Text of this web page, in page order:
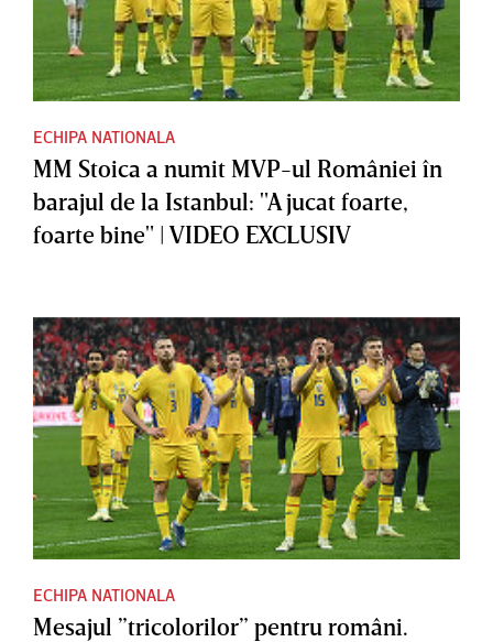
ECHIPA NATIONALA
MM Stoica a numit MVP-ul României în
barajul de la Istanbul: "A jucat foarte,
foarte bine" | VIDEO EXCLUSIV
ECHIPA NATIONALA
Mesajul ”tricolorilor” pentru români.